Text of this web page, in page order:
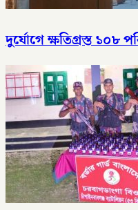
দুর্যোগে ক্ষতিগ্রস্ত ১০৮